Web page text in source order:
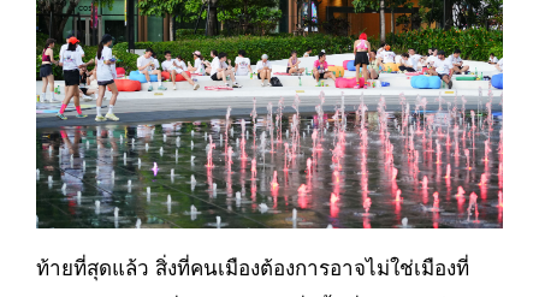
ท้ายที่สุดแล้ว สิ่งที่คนเมืองต้องการอาจไม่ใช่เมืองที่